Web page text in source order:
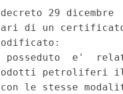
29 dicembre
di un
e'
petroliferi il
le stesse